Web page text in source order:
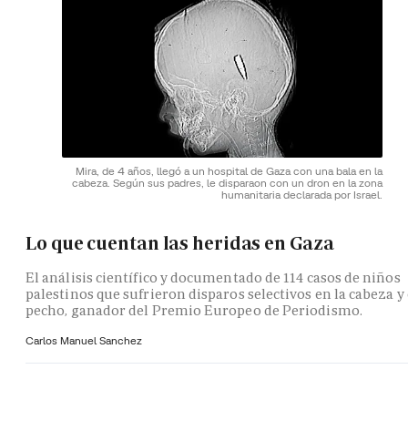
Mira, de 4 años, llegó a un hospital de Gaza con una bala en la
cabeza. Según sus padres, le disparaon con un dron en la zona
humanitaria declarada por Israel.
Lo que cuentan las heridas en Gaza
El análisis científico y documentado de 114 casos de niños
palestinos que sufrieron disparos selectivos en la cabeza y
pecho, ganador del Premio Europeo de Periodismo.
Carlos Manuel Sanchez